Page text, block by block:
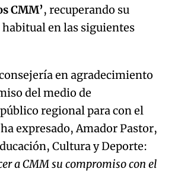
CMM’, recuperando su
en las siguientes
en agradecimiento
del medio de
regional para con el
expresado, Amador Pastor,
Cultura y Deporte:
a CMM su compromiso con el